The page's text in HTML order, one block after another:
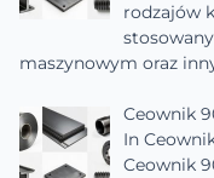
rodzajów
maszynowym oraz
Ceownik
In
Ceownik